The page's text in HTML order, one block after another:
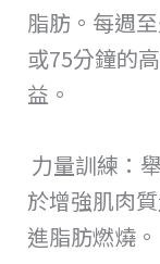
脂肪。每週
或75分鐘的
益。
力量訓練：
於增強肌肉
進脂肪燃燒。